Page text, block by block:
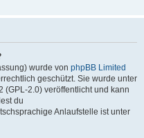
wurde von phpBB Limited
geschützt. Sie wurde unter
(GPL-2.0) veröffentlicht und kann
du
Anlaufstelle ist unter